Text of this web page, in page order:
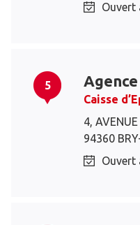
Ouvert
5 Agence
Caisse
4,
94360
Ouvert